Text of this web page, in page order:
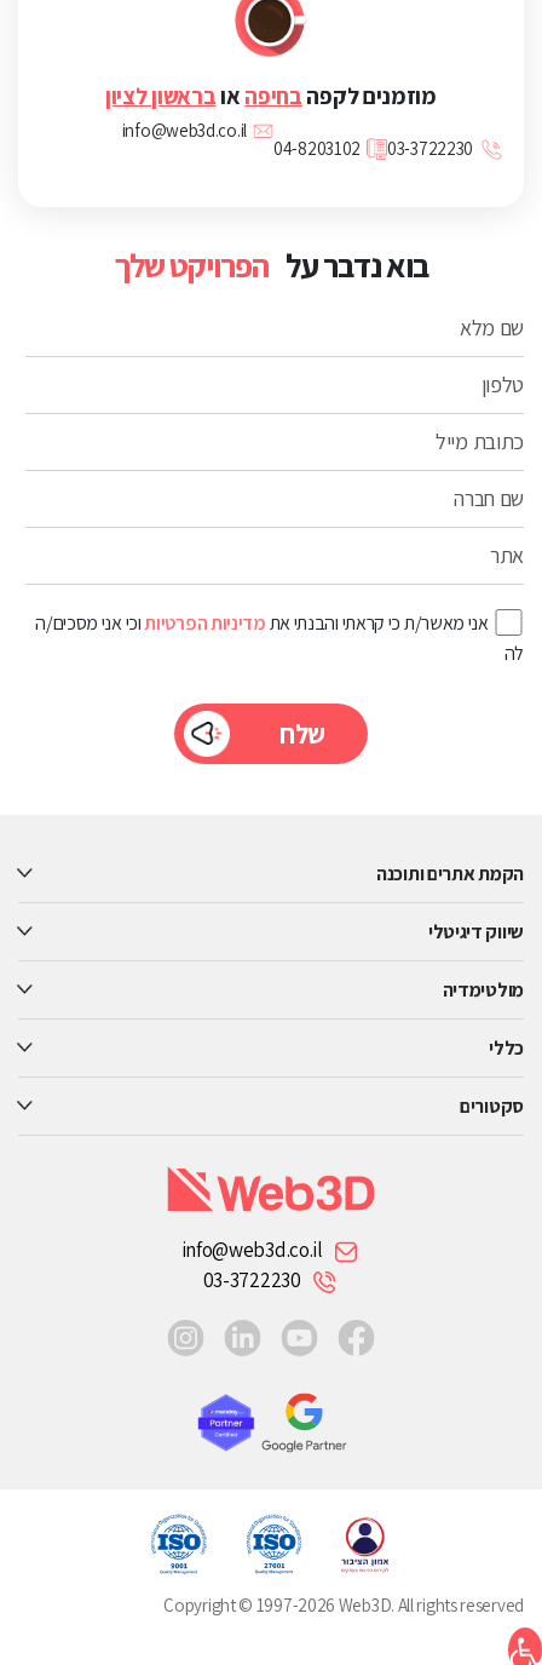
בוא נדבר על הפרויקט שלך
שם מלא
טלפון
כתובת מייל
שם חברה
אתר
אני מאשר/ת כי קראתי והבנתי אתמדיניות הפרטיותוכי אני מסכים/ה
לה
field
מוזמנים לקפה בחיפה אובראשון לציון
03-3722230
04-8203102
info@web3d.co.il
הקמת אתרים ותוכנה
שיווק דיגיטלי
מולטימדיה
כללי
סקטורים
info@web3d.co.il
03-3722230
facebook
youtube
linkedin
Copyright © 1997-2026 Web3D. All rights reserved
פתח סרגל נגישות